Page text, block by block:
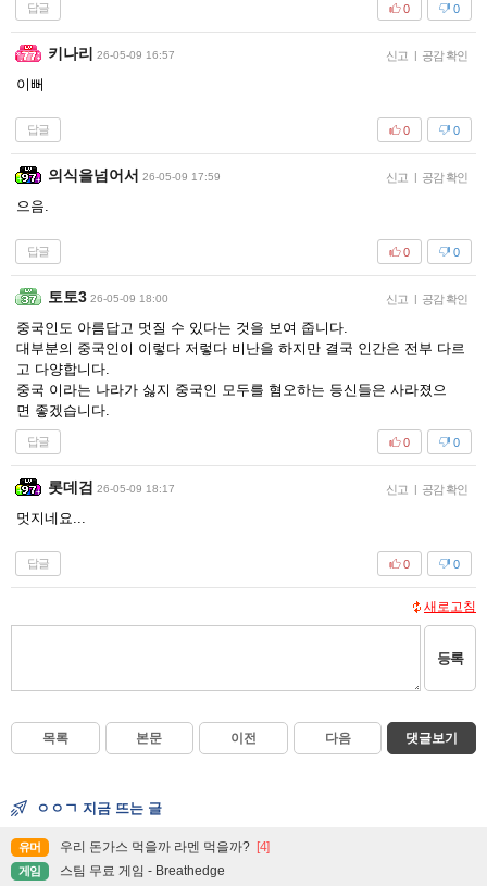
답글 0
0
키나리 26-05-09 16:57 신고 | 공감 확인
이뻐
답글 0
0
의식을넘어서 26-05-09 17:59 신고 | 공감 확인
으음.
답글 0
0
토토3 26-05-09 18:00 신고 | 공감 확인
중국인도 아름답고 멋질 수 있다는 것을 보여 줍니다.
대부분의 중국인이 이렇다 저렇다 비난을 하지만 결국 인간은 전부 다르
고 다양합니다.
중국 이라는 나라가 싫지 중국인 모두를 혐오하는 등신들은 사라졌으
면 좋겠습니다.
답글 0
0
롯데검 26-05-09 18:17 신고 | 공감 확인
멋지네요...
답글 0
0
새로고침
등록
목록 본문 이전 다음 댓글보기
ㅇㅇㄱ 지금 뜨는 글
유머 우리 돈가스 먹을까 라멘 먹을까? [4]
게임 스팀 무료 게임 - Breathedge